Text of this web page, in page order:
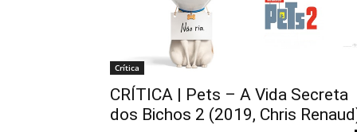
Crítica
CRÍTICA | Pets – A Vida Secreta
dos Bichos 2 (2019, Chris